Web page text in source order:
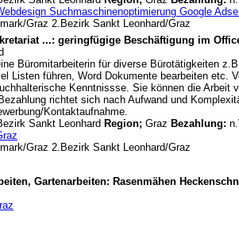
Suchmaschinenoptimierung Google
Graz 2.Bezirk Sankt Leonhard/Graz
...: geringfügige Beschäftigung im
Büromitarbeiterin für diverse Bürotätigkeiten
Listen führen, Word Dokumente bearbeiten etc.
Kenntnissse. Sie können die Arbeit
richtet sich nach Aufwand und
Kontaktaufnahme.
Sankt Leonhard Region; Graz Bezahlung:
Graz 2.Bezirk Sankt Leonhard/Graz
Gartenarbeiten: Rasenmähen